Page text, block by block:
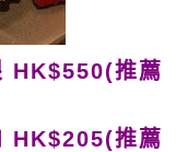
HK$550(推薦
HK$205(推薦